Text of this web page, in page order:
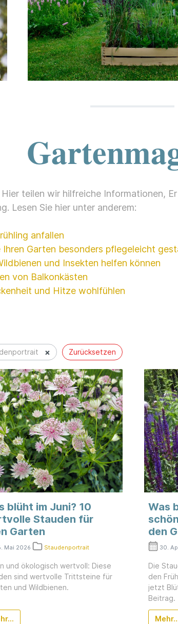
teilen wir hilfreiche Informationen,
Lesen Sie hier unter anderem:
anfallen
Garten besonders pflegeleicht
und Insekten helfen können
von Balkonkästen
und Hitze wohlfühlen
× Zurücksetzen
blüht im Juni? 10
Stauden für
Garten
Mai 2026 Staudenportrait
und ökologisch wertvoll: Diese
sind wertvolle Trittsteine für
und Wildbienen.
Was
den
30.
Die
den
jetzt
Beitrag.